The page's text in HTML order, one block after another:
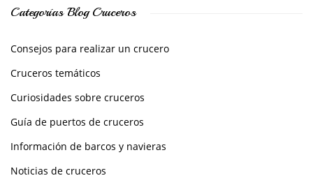
Categorías Blog Cruceros
Consejos para realizar un crucero
Cruceros temáticos
Curiosidades sobre cruceros
Guía de puertos de cruceros
Información de barcos y navieras
Noticias de cruceros